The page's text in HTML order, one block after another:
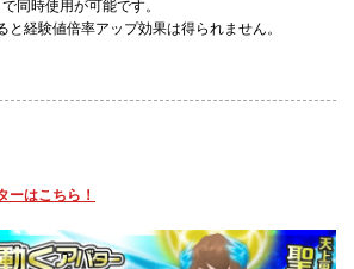
同時使用が可能です。
経験値倍率アップ効果は得られません。
ーはこちら！